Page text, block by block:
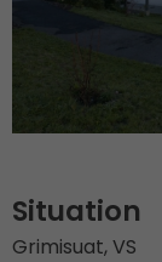
Situation
Grimisuat, VS